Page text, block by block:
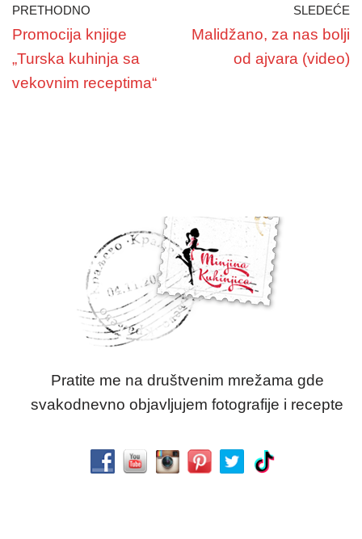
PRETHODNO
Promocija knjige
„Turska kuhinja sa
vekovnim receptima“
SLEDEĆE
Malidžano, za nas bolji
od ajvara (video)
Pratite me na društvenim mrežama gde
svakodnevno objavljujem fotografije i recepte